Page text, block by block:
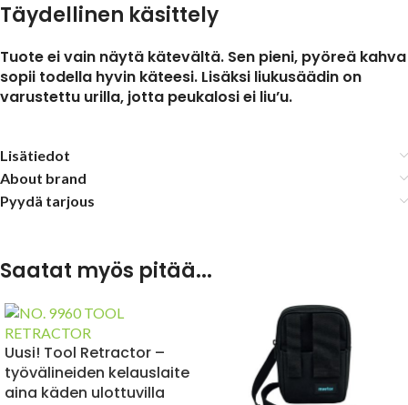
Täydellinen käsittely
Tuote ei vain näytä kätevältä. Sen pieni, pyöreä kahva
sopii todella hyvin käteesi. Lisäksi liukusäädin on
varustettu urilla, jotta peukalosi ei liu’u.
Lisätiedot
About brand
Pyydä tarjous
Saatat myös pitää...
Uusi! Tool Retractor –
työvälineiden kelauslaite
aina käden ulottuvilla